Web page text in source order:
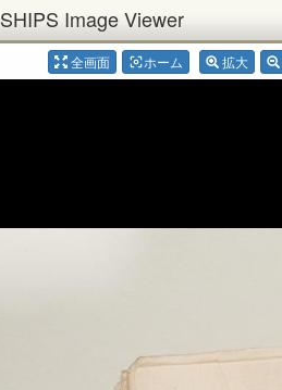
SHIPS Image Viewer
全画面 center_focus_weakホーム 拡大